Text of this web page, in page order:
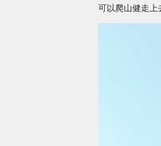
可以爬山健走上